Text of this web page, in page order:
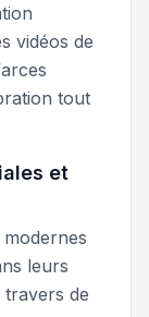
vidéos de
tout
et
leurs
de